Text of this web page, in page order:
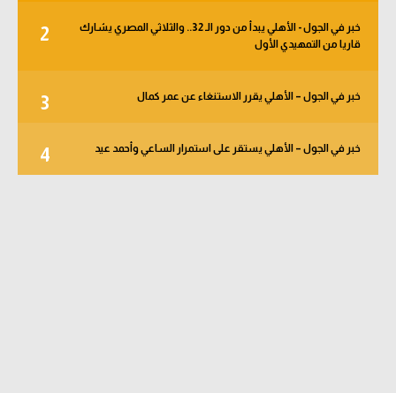
2
خبر في الجول - الأهلي يبدأ من دور الـ 32.. والثلاثي المصري يشارك
قاريا من التمهيدي الأول
3 خبر في الجول – الأهلي يقرر الاستنغاء عن عمر كمال
4 خبر في الجول – الأهلي يستقر على استمرار الساعي وأحمد عيد